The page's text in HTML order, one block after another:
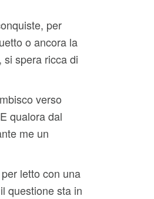
per
o ancora la
spera ricca di
verso
qualora dal
me un
letto con una
questione sta in